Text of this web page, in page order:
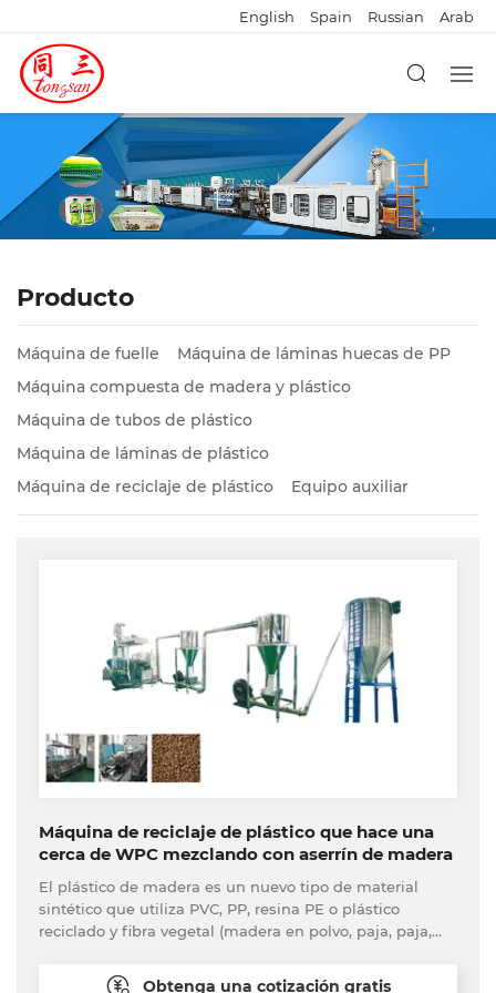
English Spain Russian Arab
Producto
Máquina de fuelle
Máquina de láminas huecas de PP
Máquina compuesta de madera y plástico
Máquina de tubos de plástico
Máquina de láminas de plástico
Máquina de reciclaje de plástico
Equipo auxiliar
Máquina de reciclaje de plástico que hace una
cerca de WPC mezclando con aserrín de madera
El plástico de madera es un nuevo tipo de material
sintético que utiliza PVC, PP, resina PE o plástico
reciclado y fibra vegetal (madera en polvo, paja, paja,
mezcla, granulación, excrusión, calibración, calibración ,
Obtenga una cotización gratis